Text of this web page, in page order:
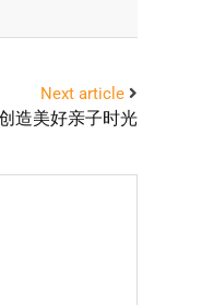
Next article
造美好亲子时光